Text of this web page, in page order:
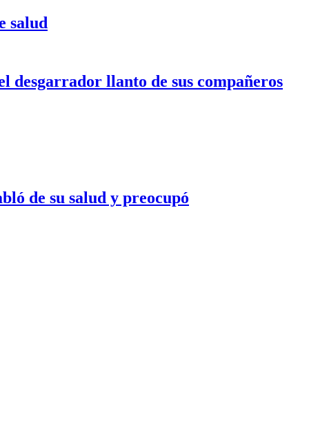
salud
desgarrador llanto de sus compañeros
de su salud y preocupó